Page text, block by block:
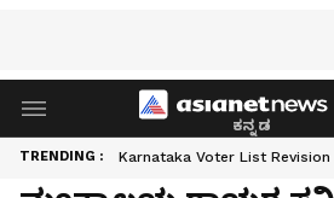
ಕನ್ನಡ
TRENDING : Karnataka Voter List Revision